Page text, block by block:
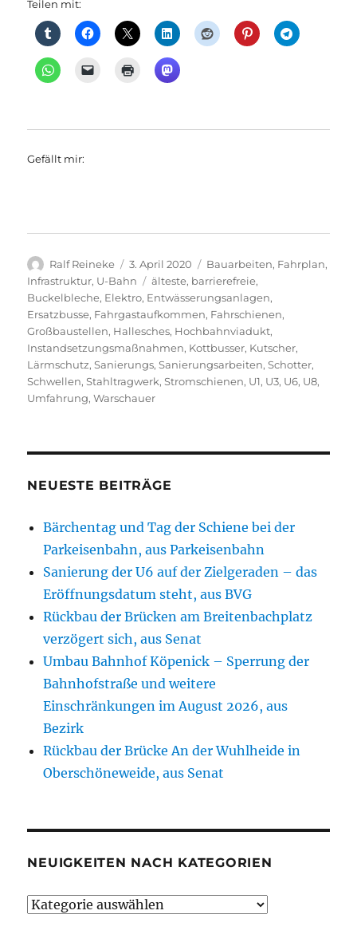
Teilen mit:
Gefällt mir:
Autor
Ralf Reineke
Veröffentlicht
am
3. April 2020 Kategorien
Bauarbeiten, Fahrplan,
Infrastruktur, U-Bahn Schlagwörter
älteste, barrierefreie,
Buckelbleche, Elektro, Entwässerungsanlagen,
Ersatzbusse, Fahrgastaufkommen, Fahrschienen,
Großbaustellen, Hallesches, Hochbahnviadukt,
Instandsetzungsmaßnahmen, Kottbusser, Kutscher,
Lärmschutz,Sanierungs,Sanierungsarbeiten,Schotter,
Schwellen,Stahltragwerk,Stromschienen, U1, U3, U6, U8,
Umfahrung,Warschauer
NEUESTE BEITRÄGE
Bärchentag und Tag der Schiene bei der
Parkeisenbahn, aus Parkeisenbahn
Sanierung der U6 auf der Zielgeraden – das
Eröffnungsdatum steht, aus BVG
Rückbau der Brücken am Breitenbachplatz
verzögert sich, aus Senat
Umbau Bahnhof Köpenick – Sperrung der
Bahnhofstraße und weitere
Einschränkungen im August 2026, aus
Bezirk
Rückbau der Brücke An der Wuhlheide in
Oberschöneweide, aus Senat
NEUIGKEITEN NACH KATEGORIEN
Neuigkeiten